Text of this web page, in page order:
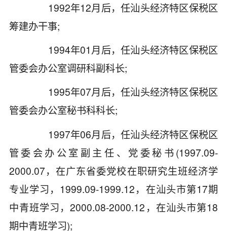
1992年12月后，任汕头经济特区保税区
筹建办干事;
1994年01月后，任汕头经济特区保税区
管委会办公室调研科副科长;
1995年07月后，任汕头经济特区保税区
管委会办公室秘书科科长;
1997年06月后，任汕头经济特区保税区
管委会办公室副主任、党委秘书(1997.09-
2000.07，在广东省委党校在职研究生班经济学
专业学习，1999.09-1999.12，在汕头市第17期
中青班学习，2000.08-2000.12，在汕头市第18
期中青班学习);